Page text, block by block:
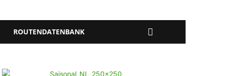
ROUTENDATENBANK